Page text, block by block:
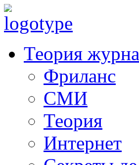
Теория
Фриланс
СМИ
Теория
Интернет